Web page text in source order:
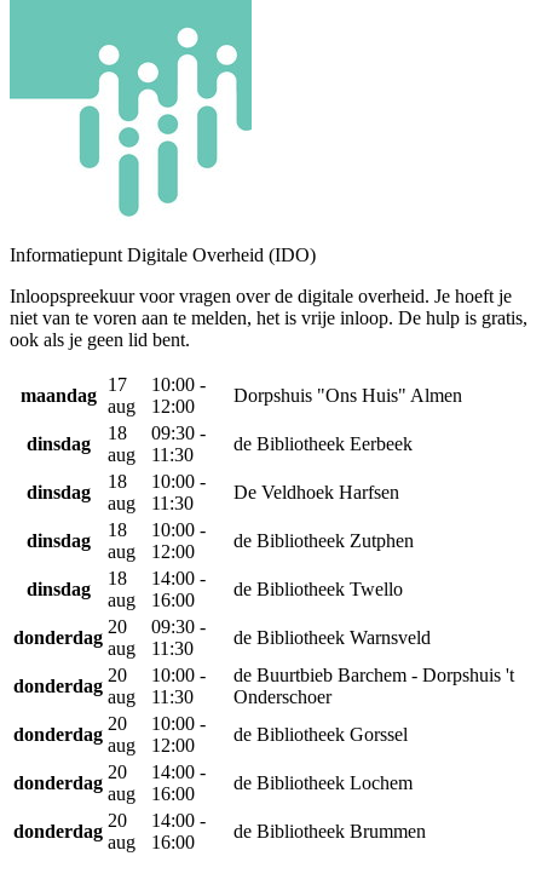
Informatiepunt Digitale Overheid (IDO)
Inloopspreekuur voor vragen over de digitale overheid. Je hoeft je
niet van te voren aan te melden, het is vrije inloop. De hulp is gratis,
ook als je geen lid bent.
maandag
17
aug
10:00 -
12:00
Dorpshuis "Ons Huis" Almen
dinsdag
18
aug
09:30 -
11:30
de Bibliotheek Eerbeek
dinsdag
18
aug
10:00 -
11:30
De Veldhoek Harfsen
dinsdag
18
aug
10:00 -
12:00
de Bibliotheek Zutphen
dinsdag
18
aug
14:00 -
16:00
de Bibliotheek Twello
donderdag
20
aug
09:30 -
11:30
de Bibliotheek Warnsveld
donderdag
20
aug
10:00 -
11:30
de Buurtbieb Barchem - Dorpshuis 't
Onderschoer
donderdag
20
aug
10:00 -
12:00
de Bibliotheek Gorssel
donderdag
20
aug
14:00 -
16:00
de Bibliotheek Lochem
donderdag
20
aug
14:00 -
16:00
de Bibliotheek Brummen